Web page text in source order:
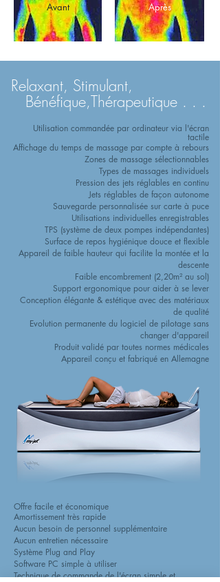
Avant Après
Relaxant, Stimulant,
Bénéfique,Thérapeutique . . .
Utilisation commandée par ordinateur via l'écran
tactile
Affichage du temps de massage par compte à rebours
Zones de massage sélectionnables
Types de massages individuels
Pression des jets réglables en continu
Jets réglables de façon autonome
Sauvegarde personnalisée sur carte à puce
Utilisations individuelles enregistrables
TPS (système de deux pompes indépendantes)
Surface de repos hygiénique douce et flexible
Appareil de faible hauteur qui facilite la montée et la
descente
Faible encombrement (2,20m² au sol)
Support ergonomique pour aider à se lever
Conception élégante & estétique avec des matériaux
de qualité
Evolution permanente du logiciel de pilotage sans
changer d'appareil
Produit validé par toutes normes médicales
Appareil conçu et fabriqué en Allemagne
Offre facile et économique
Amortissement très rapide
Aucun besoin de personnel supplémentaire
Aucun entretien nécessaire
Système Plug and Play
Software PC simple à utiliser
Technique de commande de l'écran simple et